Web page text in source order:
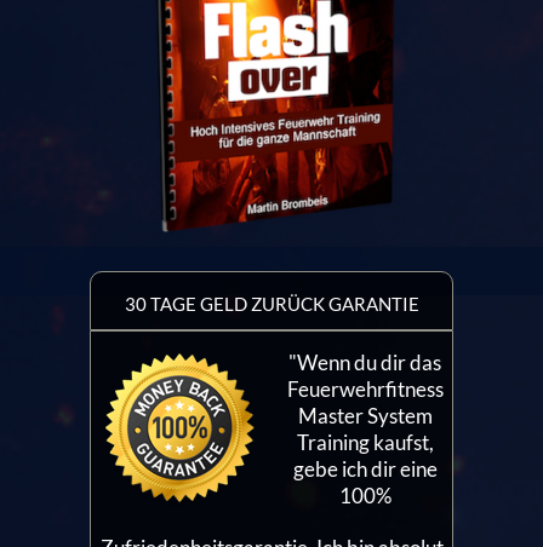
30 TAGE GELD ZURÜCK GARANTIE
"Wenn du dir das
Feuerwehrfitness
Master System
Training kaufst,
gebe ich dir eine
100%